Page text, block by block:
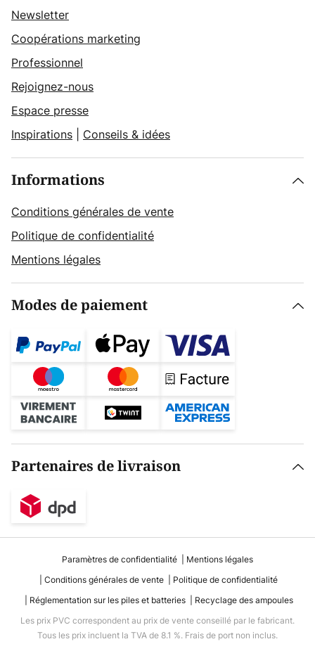
Newsletter
Coopérations marketing
Professionnel
Rejoignez-nous
Espace presse
Inspirations
Conseils & idées
Informations
Conditions générales de vente
Politique de confidentialité
Mentions légales
Modes de paiement
Partenaires de livraison
Paramètres de confidentialité
Mentions légales
Conditions générales de vente
Politique de confidentialité
Réglementation sur les piles et batteries
Recyclage des ampoules
Les prix PVC correspondent au prix de vente conseillé par le fabricant.
Tous les prix incluent la TVA de 8.1 %. Frais de port non inclus.